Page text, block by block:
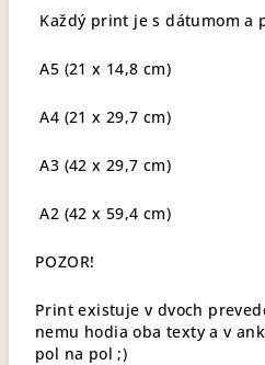
Každý print je s dátumom a
A5 (21 x 14,8 cm)
A4 (21 x 29,7 cm)
A3 (42 x 29,7 cm)
A2 (42 x 59,4 cm)
POZOR!
Print existuje v dvoch
nemu hodia oba texty a v
pol na pol ;)